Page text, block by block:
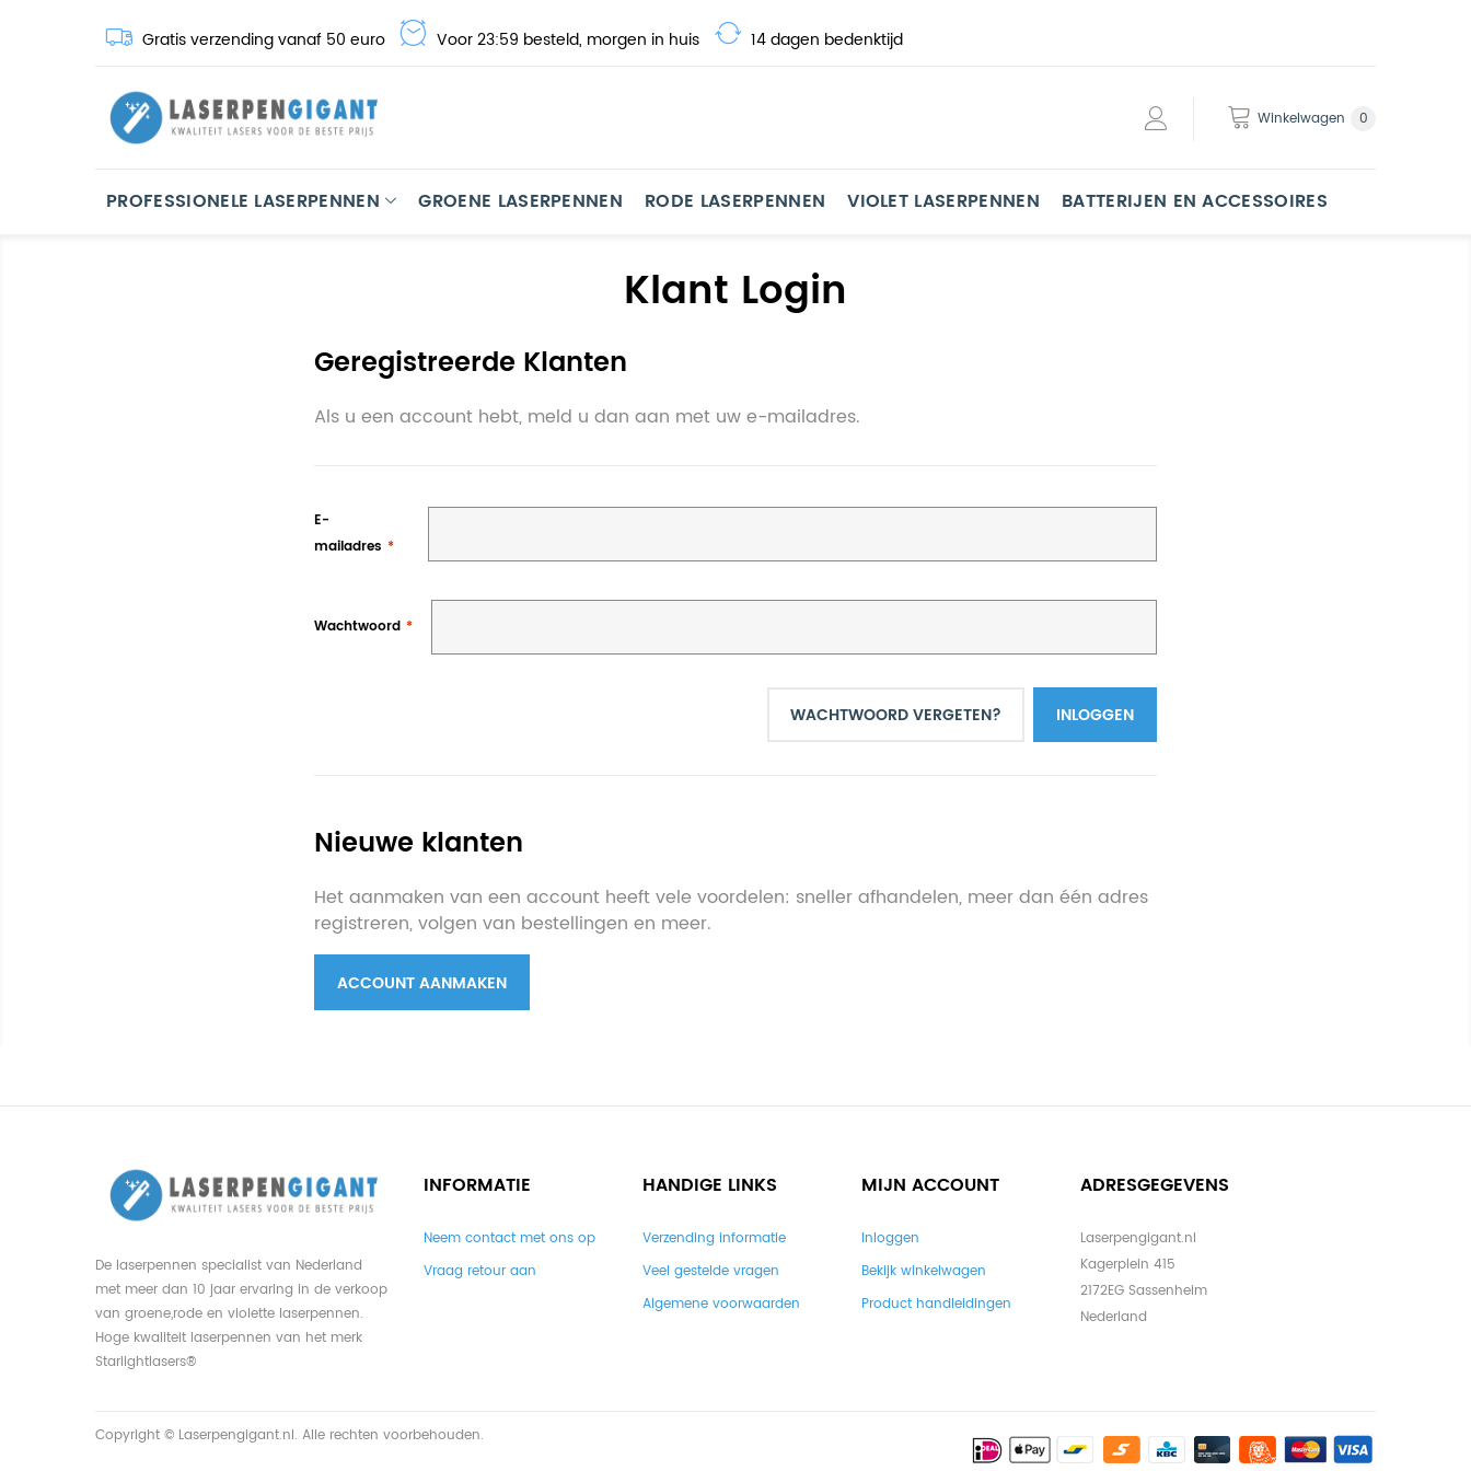
Gratis verzending vanaf 50 euro Voor 23:59 besteld, morgen in huis 14 dagen bedenktijd
Winkelwagen 0
PROFESSIONELE LASERPENNEN GROENE LASERPENNEN RODE LASERPENNEN VIOLET LASERPENNEN BATTERIJEN EN ACCESSOIRES
Klant Login
Geregistreerde Klanten
Als u een account hebt, meld u dan aan met uw e-mailadres.
E-
mailadres
Wachtwoord
INLOGGEN
WACHTWOORD VERGETEN?
Nieuwe klanten
Het aanmaken van een account heeft vele voordelen: sneller afhandelen, meer dan één adres
registreren, volgen van bestellingen en meer.
ACCOUNT AANMAKEN
De laserpennen specialist van Nederland
met meer dan 10 jaar ervaring in de verkoop
van groene,rode en violette laserpennen.
Hoge kwaliteit laserpennen van het merk
Starlightlasers®
INFORMATIE
Neem contact met ons op
Vraag retour aan
HANDIGE LINKS
Verzending informatie
Veel gestelde vragen
Algemene voorwaarden
MIJN ACCOUNT
Inloggen
Bekijk winkelwagen
Product handleidingen
ADRESGEGEVENS
Laserpengigant.nl
Kagerplein 415
2172EG Sassenheim
Nederland
Copyright © Laserpengigant.nl. Alle rechten voorbehouden.